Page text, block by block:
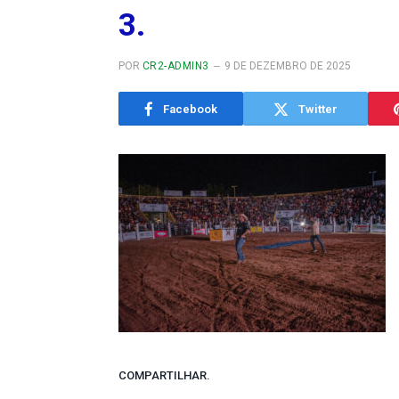
3.
POR CR2-ADMIN3 9 DE DEZEMBRO DE 2025
Facebook Twitter
COMPARTILHAR.